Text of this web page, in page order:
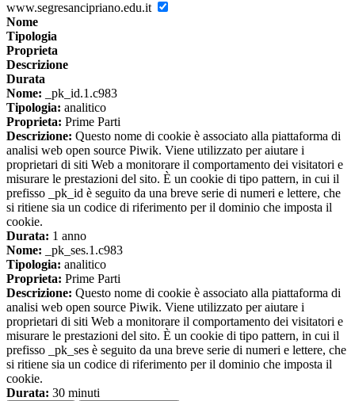
www.segresancipriano.edu.it
Nome
Tipologia
Proprieta
Descrizione
Durata
Nome: _pk_id.1.c983
Tipologia: analitico
Proprieta: Prime Parti
Descrizione: Questo nome di cookie è associato alla piattaforma di
analisi web open source Piwik. Viene utilizzato per aiutare i
proprietari di siti Web a monitorare il comportamento dei visitatori e
misurare le prestazioni del sito. È un cookie di tipo pattern, in cui il
prefisso _pk_id è seguito da una breve serie di numeri e lettere, che
si ritiene sia un codice di riferimento per il dominio che imposta il
cookie.
Durata: 1 anno
Nome: _pk_ses.1.c983
Tipologia: analitico
Proprieta: Prime Parti
Descrizione: Questo nome di cookie è associato alla piattaforma di
analisi web open source Piwik. Viene utilizzato per aiutare i
proprietari di siti Web a monitorare il comportamento dei visitatori e
misurare le prestazioni del sito. È un cookie di tipo pattern, in cui il
prefisso _pk_ses è seguito da una breve serie di numeri e lettere, che
si ritiene sia un codice di riferimento per il dominio che imposta il
cookie.
Durata: 30 minuti